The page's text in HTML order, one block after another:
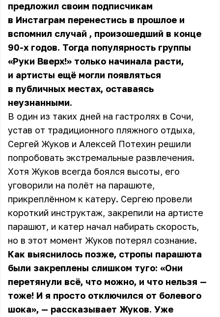
предложил своим подписчикам
в Инстаграм перенестись в прошлое и
вспомнил случай , произошедший в конце
90-х годов. Тогда популярность группы
«Руки Вверх!» только начинала расти,
и артисты ещё могли появляться
в публичных местах, оставаясь
неузнанными.
В один из таких дней на гастролях в Сочи,
устав от традиционного пляжного отдыха,
Сергей Жуков и Алексей Потехин решили
попробовать экстремальные развлечения.
Хотя Жуков всегда боялся высоты, его
уговорили на полёт на парашюте,
прикреплённом к катеру. Сергею провели
короткий инструктаж, закрепили на артисте
парашют, и катер начал набирать скорость,
но в этот момент Жуков потерял сознание.
Как выяснилось позже, стропы парашюта
были закреплены слишком туго: «Они
перетянули всё, что можно, и что нельзя —
тоже! И я просто отключился от болевого
шока», — рассказывает Жуков. Уже